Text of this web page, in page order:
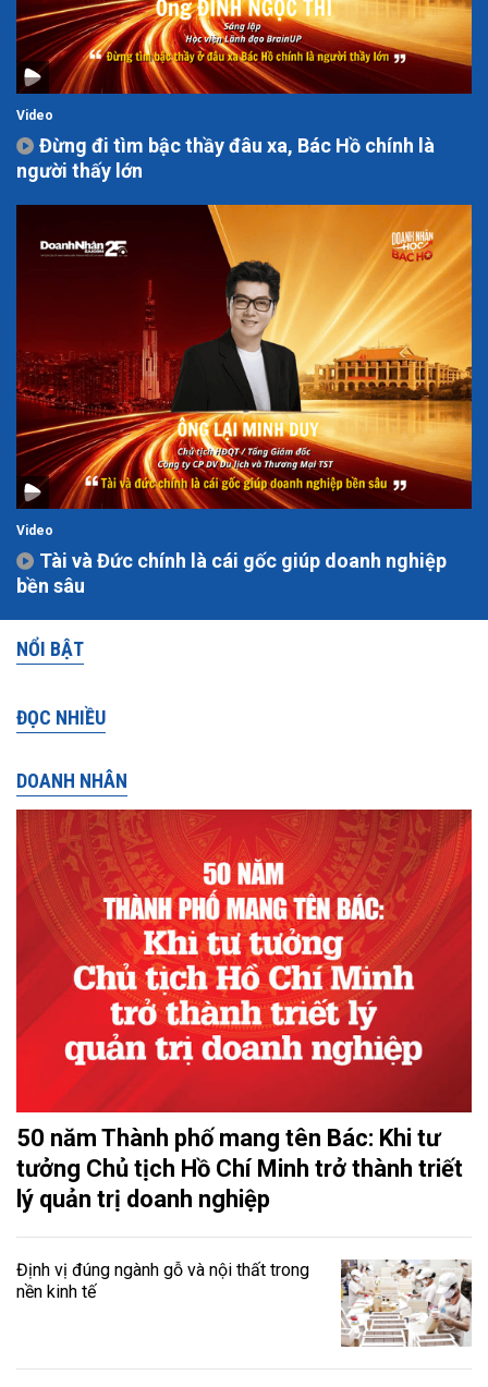
Video
Đừng đi tìm bậc thầy đâu xa, Bác Hồ chính là
người thấy lớn
Video
Tài và Đức chính là cái gốc giúp doanh nghiệp
bền sâu
NỔI BẬT
ĐỌC NHIỀU
DOANH NHÂN
50 năm Thành phố mang tên Bác: Khi tư
tưởng Chủ tịch Hồ Chí Minh trở thành triết
lý quản trị doanh nghiệp
Định vị đúng ngành gỗ và nội thất trong
nền kinh tế